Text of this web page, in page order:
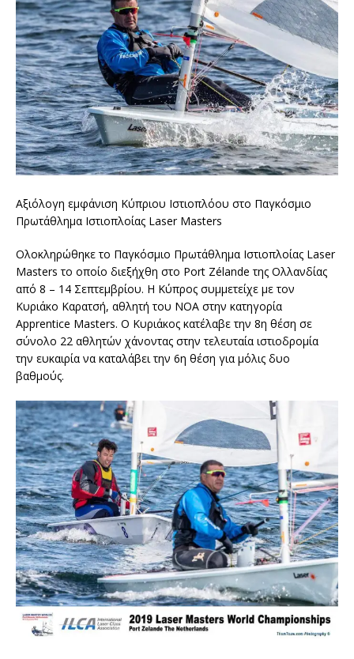
Αξιόλογη εμφάνιση Κύπριου Ιστιοπλόου στο Παγκόσμιο
Πρωτάθλημα Ιστιοπλοίας Laser Masters
Ολοκληρώθηκε το Παγκόσμιο Πρωτάθλημα Ιστιοπλοίας Laser
Masters το οποίο διεξήχθη στο Port Zélande της Ολλανδίας
από 8 – 14 Σεπτεμβρίου. Η Κύπρος συμμετείχε με τον
Κυριάκο Καρατσή, αθλητή του ΝΟΑ στην κατηγορία
Apprentice Masters. Ο Κυριάκος κατέλαβε την 8η θέση σε
σύνολο 22 αθλητών χάνοντας στην τελευταία ιστιοδρομία
την ευκαιρία να καταλάβει την 6η θέση για μόλις δυο
βαθμούς.